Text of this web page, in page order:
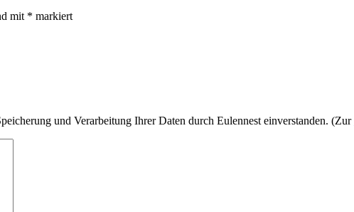
mit * markiert
und Verarbeitung Ihrer Daten durch Eulennest einverstanden. (Zur